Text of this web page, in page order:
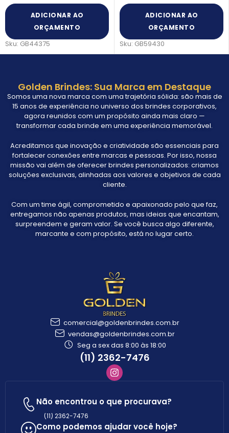
ADICIONAR AO
ORÇAMENTO
Sku: GB44375
ADICIONAR AO
ORÇAMENTO
Sku: GB59430
Golden Brindes: Sua Marca em Destaque
Somos uma nova marca com uma trajetória sólida: são mais de
15 anos de experiência no universo dos brindes corporativos,
agora reunidos com um propósito ainda mais claro —
transformar cada brinde em uma experiência memorável.
Acreditamos que inovação e criatividade são essenciais para
fortalecer conexões entre marcas e pessoas. Por isso, nossa
missão vai além de oferecer brindes personalizados: criamos
soluções exclusivas, alinhadas aos valores e objetivos de cada
cliente.
Com um time ágil, comprometido e apaixonado pelo que faz,
entregamos não apenas produtos, mas ideias que encantam,
surpreendem e geram valor. Se você busca algo diferente,
marcante e com propósito, está no lugar certo.
comercial@goldenbrindes.com.br
vendas@goldenbrindes.com.br
Seg a sex das 8:00 às 18:00
(11) 2362-7476
Não encontrou o que procurava?
(11) 2362-7476
Como podemos ajudar você hoje?